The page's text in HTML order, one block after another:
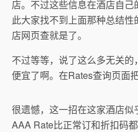
店。不过这些信息在酒店自
此大家找不到上面那种总结
店网页查就是了。
不过等等，说了这么多无关
便宜了啊。在Rates查询页面
很遗憾，这一招在这家酒店
AAA Rate比正常订和折扣码